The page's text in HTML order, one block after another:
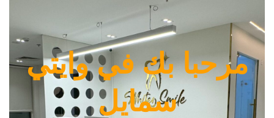
مرحبا بك في وايتي
سمايل